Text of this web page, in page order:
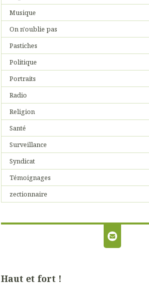
Musique
On n'oublie pas
Pastiches
Politique
Portraits
Radio
Religion
Santé
Surveillance
Syndicat
Témoignages
zectionnaire
Haut et fort !